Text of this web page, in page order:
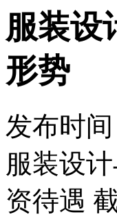
服装设
形势
发布时间
服装设
资待遇